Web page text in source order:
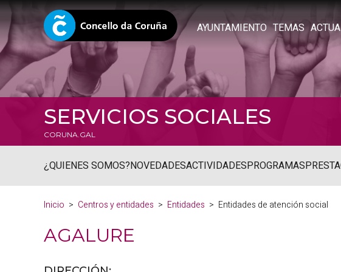
AYUNTAMIENTO TEMAS
SERVICIOS SOCIALES
CORUNA.GAL
¿QUIENES SOMOS?NOVEDADESACTIVIDADESPROGRAMAS
Inicio Centros y entidades Entidades Entidades de atención social
AGALURE